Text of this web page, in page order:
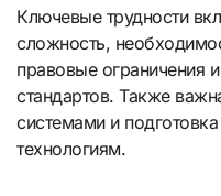
Ключевые трудности
сложность,
правовые ограничения
стандартов. Также
системами и
технологиям.